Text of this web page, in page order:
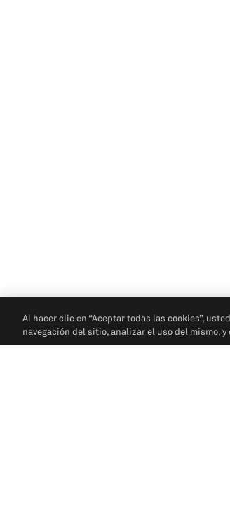
Al hacer clic en “Aceptar todas las cookies”,
navegación del sitio, analizar el uso del mismo,